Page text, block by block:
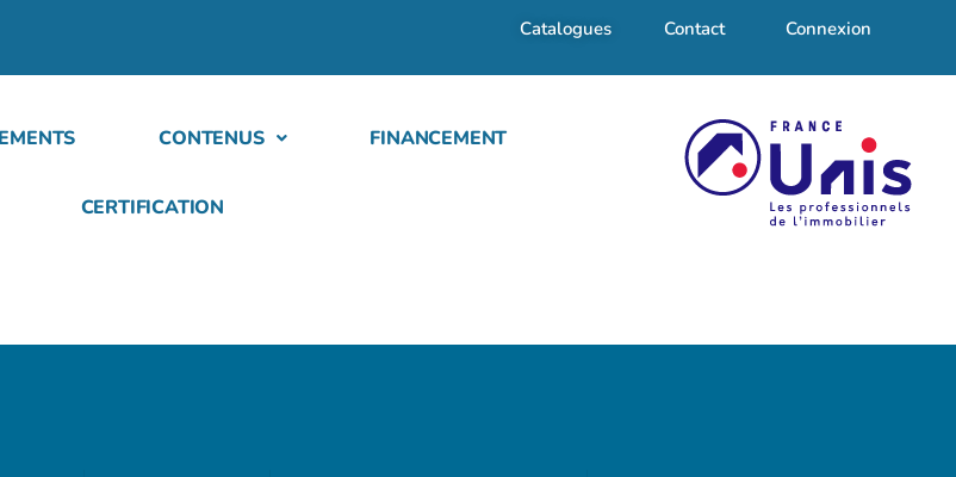
Catalogues Contact Connexion
CONTENUS FINANCEMENT
CERTIFICATION